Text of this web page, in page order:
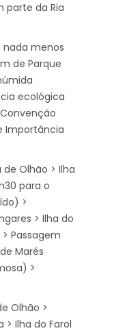
parte da Ria
nada menos
de Parque
ecológica
Importância
de Olhão > Ilha
para o
>
> Ilha do
Passagem
Marés
>
Olhão >
> Ilha do Farol